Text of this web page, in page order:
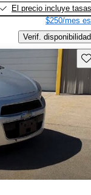
El precio incluye tasas
$250/mes
Verif. disponibilidad